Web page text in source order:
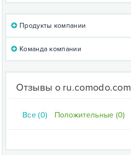
Продукты компании
Команда компании
Отзывы о ru.comodo.com
Все (0) Положительные (0)